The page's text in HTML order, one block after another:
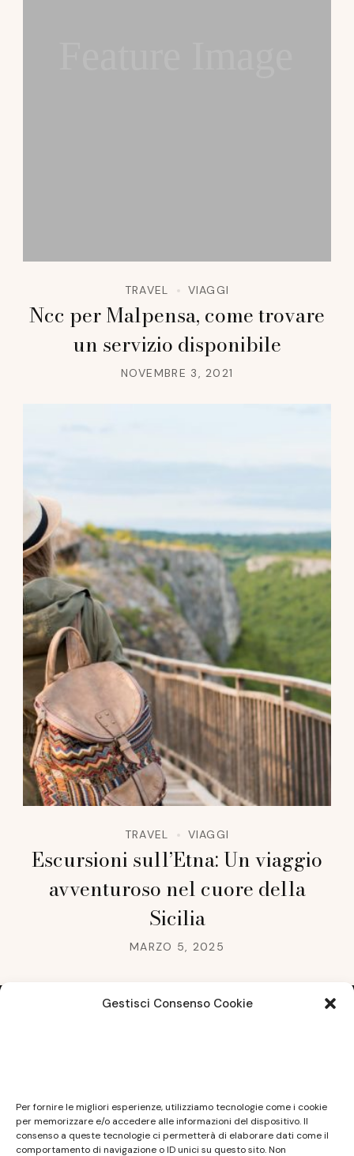
Gestisci Consenso Cookie
Per fornire le migliori esperienze, utilizziamo tecnologie come i cookie
per memorizzare e/o accedere alle informazioni del dispositivo. Il
consenso a queste tecnologie ci permetterà di elaborare dati come il
comportamento di navigazione o ID unici su questo sito. Non
TRAVEL VIAGGI
Ncc per Malpensa, come trovare
un servizio disponibile
NOVEMBRE 3, 2021
TRAVEL VIAGGI
Escursioni sull’Etna: Un viaggio
avventuroso nel cuore della
Sicilia
MARZO 5, 2025
non ha carattere periodico essendo aggiornato
secondo la disponibilità e la reperibilità dei materiali.